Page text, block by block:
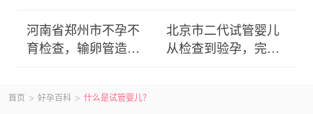
首页 好孕百科 什么是试管婴儿？
河南省郑州市不孕不
育检查，输卵管造影
北京市二代试管婴儿
从检查到验孕，完整